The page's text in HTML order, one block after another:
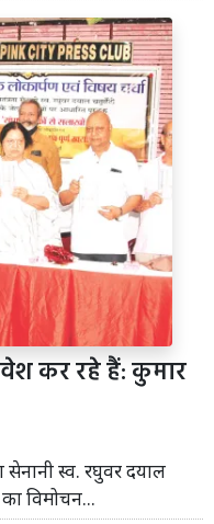
कर रहे हैं: कुमार
सेनानी स्व. रघुवर दयाल
विमोचन...